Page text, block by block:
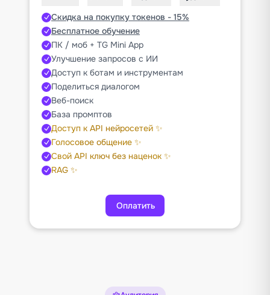
Скидка на покупку токенов - 15%
Бесплатное обучение
ПК / моб + TG Mini App
Улучшение запросов с ИИ
Доступ к ботам и инструментам
Поделиться диалогом
Веб-поиск
База промптов
Доступ к API нейросетей ✨
Голосовое общение ✨
Свой API ключ без наценок ✨
RAG ✨
Оплатить